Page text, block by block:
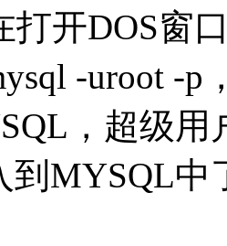
DOS窗口
-uroot -p
，超级用
到MYSQL中